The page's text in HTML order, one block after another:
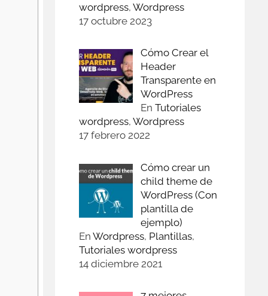
wordpress,Wordpress
17 octubre 2023
Cómo Crear el
Header
Transparente en
WordPress
En Tutoriales
wordpress,Wordpress
17 febrero 2022
Cómo crear un
child theme de
WordPress (Con
plantilla de
ejemplo)
EnWordpress, Plantillas,
Tutoriales wordpress
14 diciembre 2021